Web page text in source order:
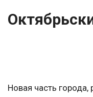
Новая часть города,